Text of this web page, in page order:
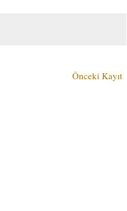
Önceki Kayıt